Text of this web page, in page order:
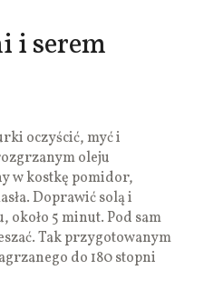
i serem
oczyścić, myć i
oleju
w kostkę pomidor,
Doprawić solą i
około 5 minut. Pod sam
Tak przygotowanym
do 180 stopni